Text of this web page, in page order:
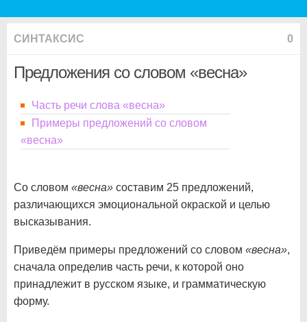
СИНТАКСИС 0
Предложения со словом «весна»
Часть речи слова «весна»
Примеры предложений со словом
«весна»
Со словом «весна» составим 25 предложений,
различающихся эмоциональной окраской и целью
высказывания.
Приведём примеры предложений со словом «весна»,
сначала определив часть речи, к которой оно
принадлежит в русском языке, и грамматическую
форму.